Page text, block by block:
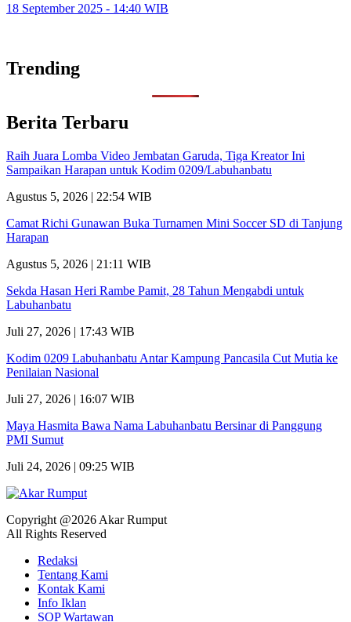
18 September 2025 - 14:40 WIB
Trending
Berita Terbaru
Raih Juara Lomba Video Jembatan Garuda, Tiga Kreator Ini
Sampaikan Harapan untuk Kodim 0209/Labuhanbatu
Agustus 5, 2026 | 22:54 WIB
Camat Richi Gunawan Buka Turnamen Mini Soccer SD di Tanjung
Harapan
Agustus 5, 2026 | 21:11 WIB
Sekda Hasan Heri Rambe Pamit, 28 Tahun Mengabdi untuk
Labuhanbatu
Juli 27, 2026 | 17:43 WIB
Kodim 0209 Labuhanbatu Antar Kampung Pancasila Cut Mutia ke
Penilaian Nasional
Juli 27, 2026 | 16:07 WIB
Maya Hasmita Bawa Nama Labuhanbatu Bersinar di Panggung
PMI Sumut
Juli 24, 2026 | 09:25 WIB
Copyright @2026 Akar Rumput
All Rights Reserved
Redaksi
Tentang Kami
Kontak Kami
Info Iklan
SOP Wartawan